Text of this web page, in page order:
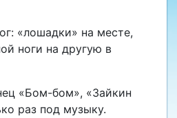
«лошадки» на месте,
ноги на другую в
«Бом-бом», «Зайкин
раз под музыку.